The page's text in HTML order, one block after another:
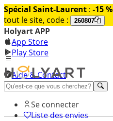
Spécial Saint-Laurent : -15
tout le site, code :
260807
Holyart APP
App Store
Play Store
Aide & Contact
Découvrez Premium
Se connecter
Liste des envies